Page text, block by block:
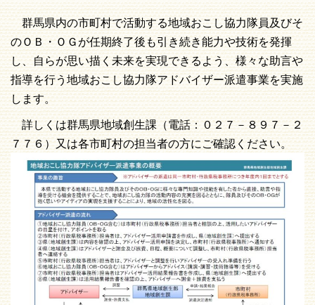
群馬県内の市町村で活動する地域おこし協力隊員及びそ
のＯＢ・ＯＧが任期終了後も引き続き能力や技術を発揮
し、自らが思い描く未来を実現できるよう、様々な助言や
指導を行う地域おこし協力隊アドバイザー派遣事業を実施
します。
詳しくは群馬県地域創生課（電話：０２７－８９７－２
７７６）又は各市町村の担当者の方にご確認ください。